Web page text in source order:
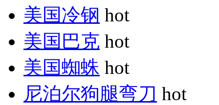
美国冷钢 hot
美国巴克 hot
美国蜘蛛 hot
尼泊尔狗腿弯刀 hot